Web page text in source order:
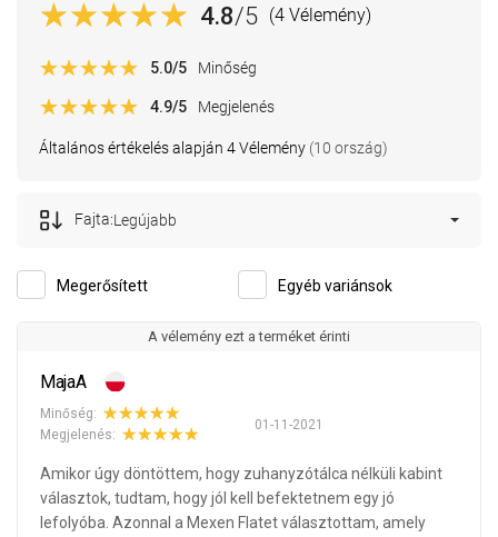
4.8/5 (4 Vélemény)
Általános értékelés alapján 4 Vélemény (10 ország)
5.0/5 Minőség
4.9/5 Megjelenés
Megerősített Egyéb variánsok
Fajta:Legújabb
A vélemény ezt a terméket érinti
MajaA
01-11-2021
Minőség:
Megjelenés:
Amikor úgy döntöttem, hogy zuhanyzótálca nélküli kabint
választok, tudtam, hogy jól kell befektetnem egy jó
lefolyóba. Azonnal a Mexen Flatet választottam, amely